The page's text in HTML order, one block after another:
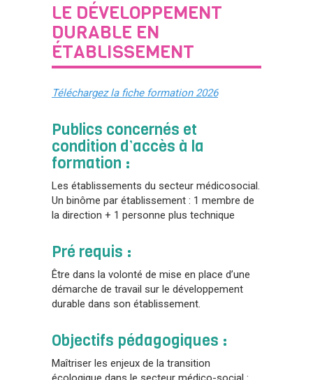
LE DÉVELOPPEMENT
DURABLE EN
ÉTABLISSEMENT
Téléchargez la fiche formation 2026
Publics concernés et
condition d’accès à la
formation :
Les établissements du secteur médicosocial.
Un binôme par établissement : 1 membre de
la direction + 1 personne plus technique
Pré requis :
Être dans la volonté de mise en place d’une
démarche de travail sur le développement
durable dans son établissement.
Objectifs pédagogiques :
Maîtriser les enjeux de la transition